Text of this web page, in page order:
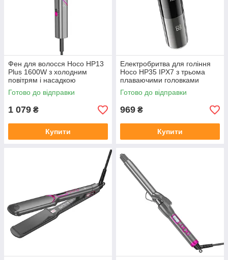
Фен для волосся Hoco HP13
Plus 1600W з холодним
повітрям і насадкою
Готово до відправки
1 079 ₴
Купити
Електробритва для гоління
Hoco HP35 IPX7 з трьома
плаваючими головками
Готово до відправки
969 ₴
Купити